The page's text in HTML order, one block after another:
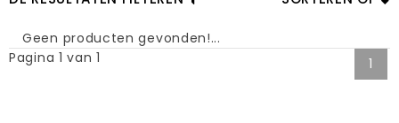
Geen producten gevonden!...
Pagina 1 van 1
1